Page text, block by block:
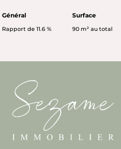
Général
Rapport de 11.6 %
Surface
90 m² au total